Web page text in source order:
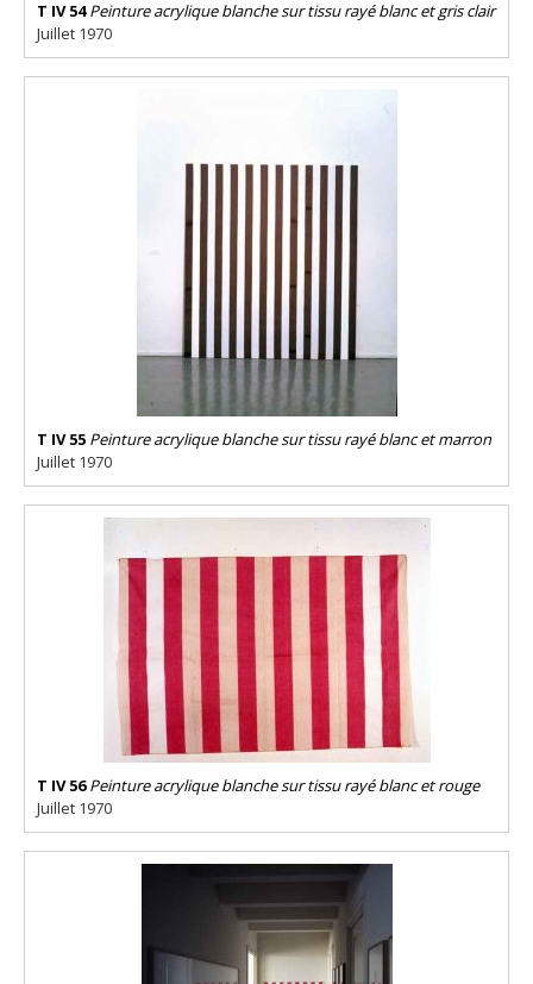
T IV 54 Peinture acrylique blanche sur tissu rayé blanc et gris clair
Juillet 1970
T IV 55 Peinture acrylique blanche sur tissu rayé blanc et marron
Juillet 1970
T IV 56 Peinture acrylique blanche sur tissu rayé blanc et rouge
Juillet 1970